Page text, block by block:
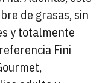
de grasas, sin
y totalmente
Fini